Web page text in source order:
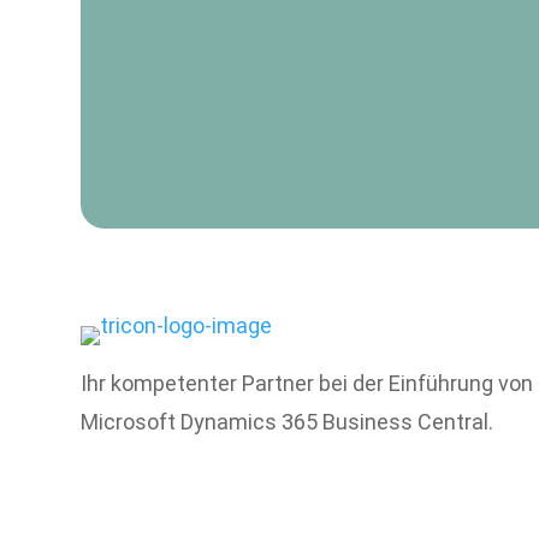
Ihr kompetenter Partner bei der Einführung von
Microsoft Dynamics 365 Business Central.